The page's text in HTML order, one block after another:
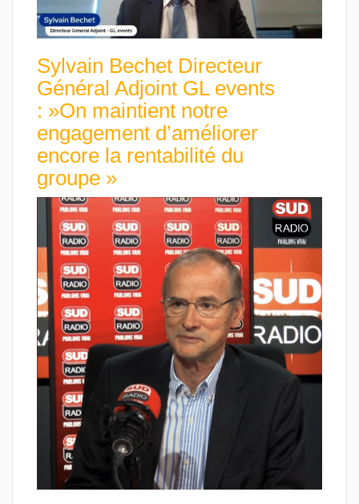
Sylvain Bechet Directeur
Général Adjoint GL events
: »On maintient notre
engagement d’améliorer
encore la rentabilité du
groupe »